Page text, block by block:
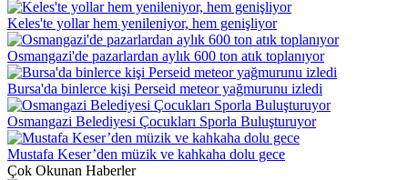
Keles'te yollar hem yenileniyor, hem genişliyor
Osmangazi'de pazarlardan aylık 600 ton atık toplanıyor
Bursa'da binlerce kişi Perseid meteor yağmurunu izledi
Osmangazi Belediyesi Çocukları Sporla Buluşturuyor
Mustafa Keser’den müzik ve kahkaha dolu gece
Çok Okunan Haberler